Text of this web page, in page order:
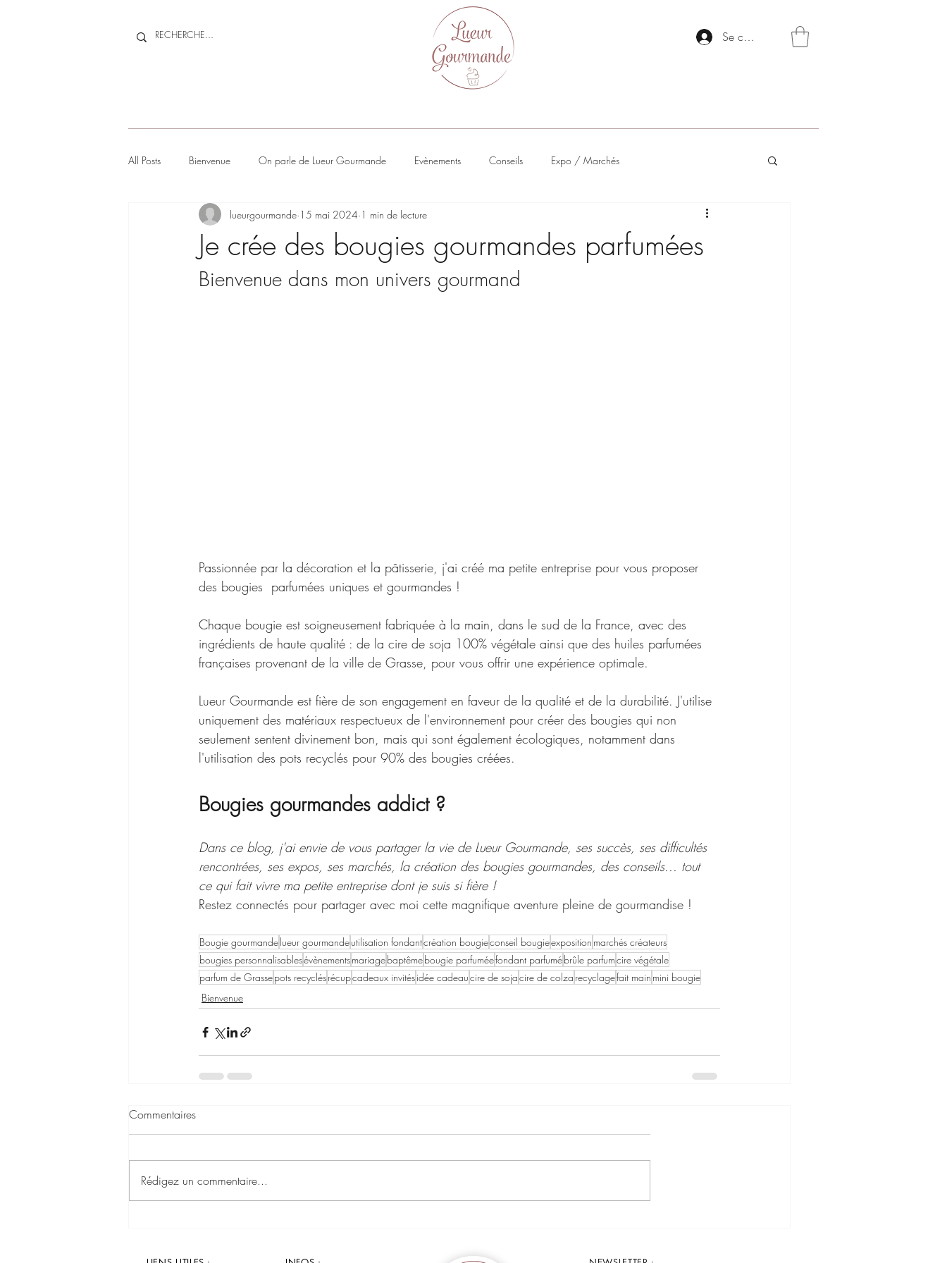
Se connecter
All Posts Bienvenue On parle de Lueur Gourmande Evènements Conseils Expo / Marchés
Je crée des bougies gourmandes parfumées
lueurgourmande 15 mai 2024 1 min de lecture
Bienvenue dans mon univers gourmand
Passionnée par la décoration et la pâtisserie, j'ai créé ma petite entreprise pour vous proposer
des bougies  parfumées uniques et gourmandes !
Chaque bougie est soigneusement fabriquée à la main, dans le sud de la France, avec des
ingrédients de haute qualité : de la cire de soja 100% végétale ainsi que des huiles parfumées
françaises provenant de la ville de Grasse, pour vous offrir une expérience optimale.
Lueur Gourmande est fière de son engagement en faveur de la qualité et de la durabilité. J'utilise
uniquement des matériaux respectueux de l'environnement pour créer des bougies qui non
seulement sentent divinement bon, mais qui sont également écologiques, notamment dans
l'utilisation des pots recyclés pour 90% des bougies créées.
Bougies gourmandes addict ?
Dans ce blog, j'ai envie de vous partager la vie de Lueur Gourmande, ses succès, ses difficultés
rencontrées, ses expos, ses marchés, la création des bougies gourmandes, des conseils... tout
ce qui fait vivre ma petite entreprise dont je suis si fière !
Restez connectés pour partager avec moi cette magnifique aventure pleine de gourmandise !
Bougie gourmandelueur gourmandeutilisation fondantcréation bougieconseil bougieexposition marchés créateurs
bougies personnalisablesévènementsmariagebaptêmebougie parfuméefondant parfumébrûle parfumcire végétale
parfum de Grassepots recyclésrécupcadeaux invitésidée cadeaucire de sojacire de colza recyclagefait main mini bougie
Bienvenue
Commentaires
Rédigez un commentaire...